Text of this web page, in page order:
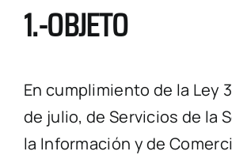
1.-OBJETO
En cumplimiento de la Ley
de julio, de Servicios de la
la Información y de